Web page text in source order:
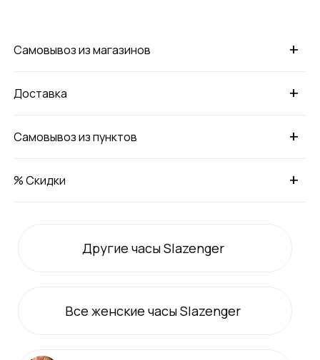
+
Самовывоз из магазинов
+
Доставка
+
Самовывоз из пунктов
+
% Скидки
Другие часы Slazenger
Всеженские часы Slazenger